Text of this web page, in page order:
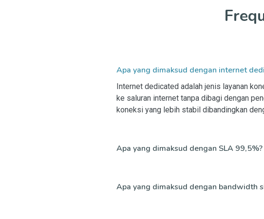
Apa yang dimaksud dengan internet
Internet dedicated adalah jenis layanan
ke saluran internet tanpa dibagi dengan
koneksi yang lebih stabil dibandingkan
Apa yang dimaksud dengan SLA 99,5%?
Apa yang dimaksud dengan bandwidth